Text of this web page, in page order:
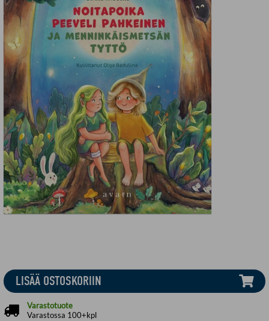
LISÄÄ OSTOSKORIIN
Varastotuote
Varastossa 100+kpl